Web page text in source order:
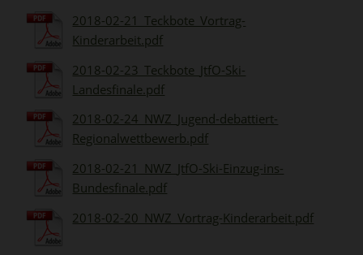
2018-02-21_Teckbote_Vortrag-
Kinderarbeit.pdf
2018-02-23_Teckbote_JtfO-Ski-
Landesfinale.pdf
2018-02-24_NWZ_Jugend-debattiert-
Regionalwettbewerb.pdf
2018-02-21_NWZ_JtfO-Ski-Einzug-ins-
Bundesfinale.pdf
2018-02-20_NWZ_Vortrag-Kinderarbeit.pdf